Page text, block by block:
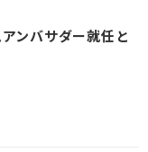
ンバサダー就任と